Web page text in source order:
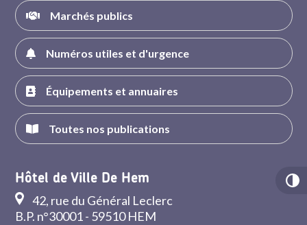
Marchés publics
Numéros utiles et d'urgence
Équipements et annuaires
Toutes nos publications
Hôtel de Ville De Hem
42, rue du Général Leclerc
B.P. n°30001 - 59510 HEM